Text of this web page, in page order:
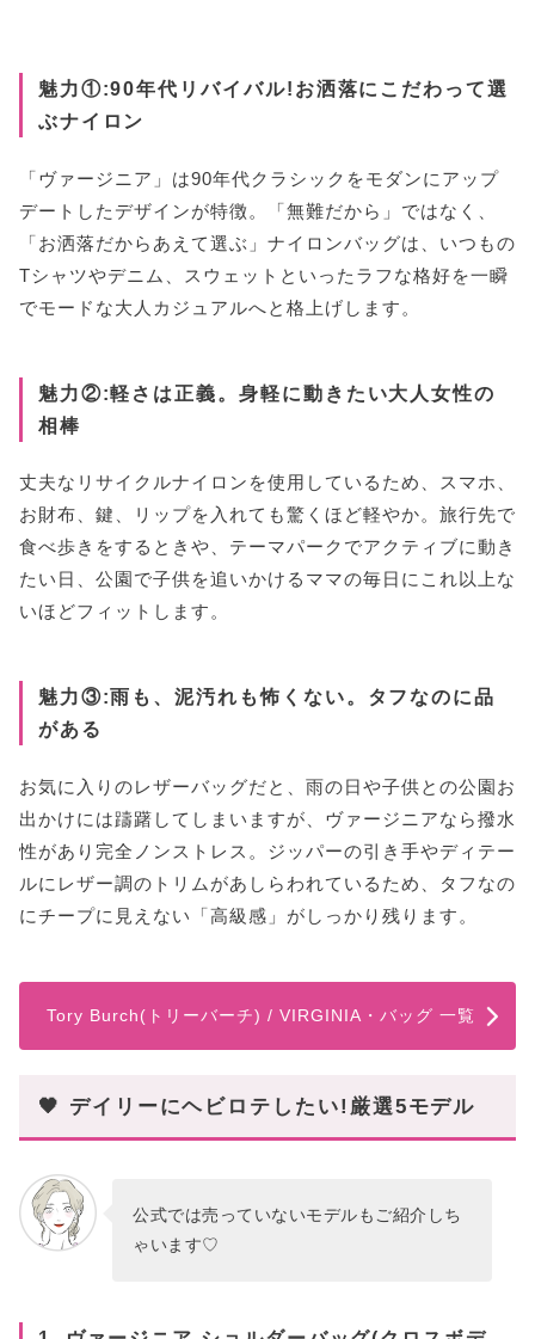
魅力①:90年代リバイバル!お洒落にこだわって選
ぶナイロン
「ヴァージニア」は90年代クラシックをモダンにアップ
デートしたデザインが特徴。「無難だから」ではなく、
「お洒落だからあえて選ぶ」ナイロンバッグは、いつもの
Tシャツやデニム、スウェットといったラフな格好を一瞬
でモードな大人カジュアルへと格上げします。
魅力②:軽さは正義。身軽に動きたい大人女性の
相棒
丈夫なリサイクルナイロンを使用しているため、スマホ、
お財布、鍵、リップを入れても驚くほど軽やか。旅行先で
食べ歩きをするときや、テーマパークでアクティブに動き
たい日、公園で子供を追いかけるママの毎日にこれ以上な
いほどフィットします。
魅力③:雨も、泥汚れも怖くない。タフなのに品
がある
お気に入りのレザーバッグだと、雨の日や子供との公園お
出かけには躊躇してしまいますが、ヴァージニアなら撥水
性があり完全ノンストレス。ジッパーの引き手やディテー
ルにレザー調のトリムがあしらわれているため、タフなの
にチープに見えない「高級感」がしっかり残ります。
Tory Burch(トリーバーチ) / VIRGINIA・バッグ 一覧
🖤 デイリーにヘビロテしたい!厳選5モデル
公式では売っていないモデルもご紹介しち
ゃいます♡